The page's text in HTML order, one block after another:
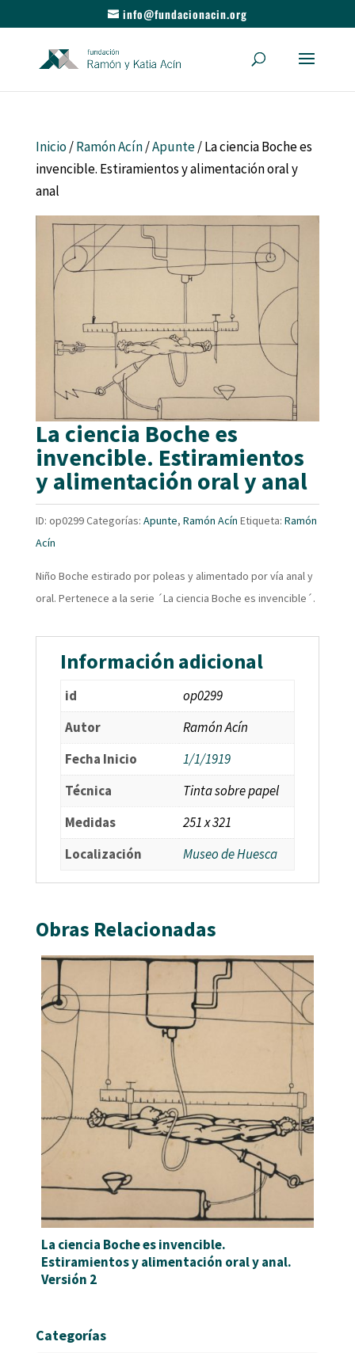
info@fundacionacin.org
Inicio/Ramón Acín/Apunte/ La ciencia Boche es
invencible. Estiramientos y alimentación oral y
anal
La ciencia Boche es
invencible. Estiramientos
y alimentación oral y anal
ID: op0299Categorías: Apunte, Ramón Acín Etiqueta: Ramón
Acín
Niño Boche estirado por poleas y alimentado por vía anal y
oral. Pertenece a la serie ´La ciencia Boche es invencible´.
Información adicional
id
op0299
Autor
Ramón Acín
Fecha Inicio
1/1/1919
Técnica
Tinta sobre papel
Medidas
251 x 321
Localización
Museo de Huesca
Obras Relacionadas
La ciencia Boche es invencible.
Estiramientos y alimentación oral y anal.
Versión 2
Categorías